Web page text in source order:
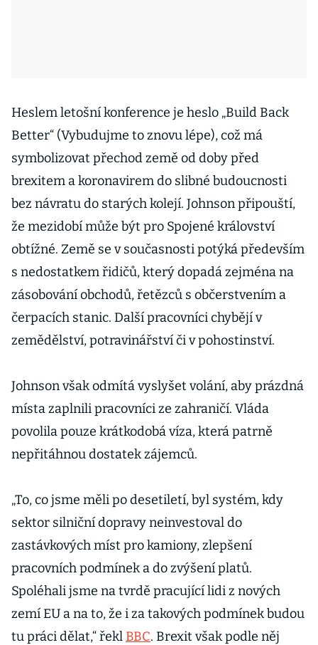
Heslem letošní konference je heslo „Build Back
Better“ (Vybudujme to znovu lépe), což má
symbolizovat přechod země od doby před
brexitem a koronavirem do slibné budoucnosti
bez návratu do starých kolejí. Johnson připouští,
že mezidobí může být pro Spojené království
obtížné. Země se v současnosti potýká především
s nedostatkem řidičů, který dopadá zejména na
zásobování obchodů, řetězců s občerstvením a
čerpacích stanic. Další pracovníci chybějí v
zemědělství, potravinářství či v pohostinství.
Johnson však odmítá vyslyšet volání, aby prázdná
místa zaplnili pracovníci ze zahraničí. Vláda
povolila pouze krátkodobá víza, která patrně
nepřitáhnou dostatek zájemců.
„To, co jsme měli po desetiletí, byl systém, kdy
sektor silniční dopravy neinvestoval do
zastávkových míst pro kamiony, zlepšení
pracovních podmínek a do zvýšení platů.
Spoléhali jsme na tvrdě pracující lidi z nových
zemí EU a na to, že i za takových podmínek budou
tu práci dělat,“ řekl BBC. Brexit však podle něj